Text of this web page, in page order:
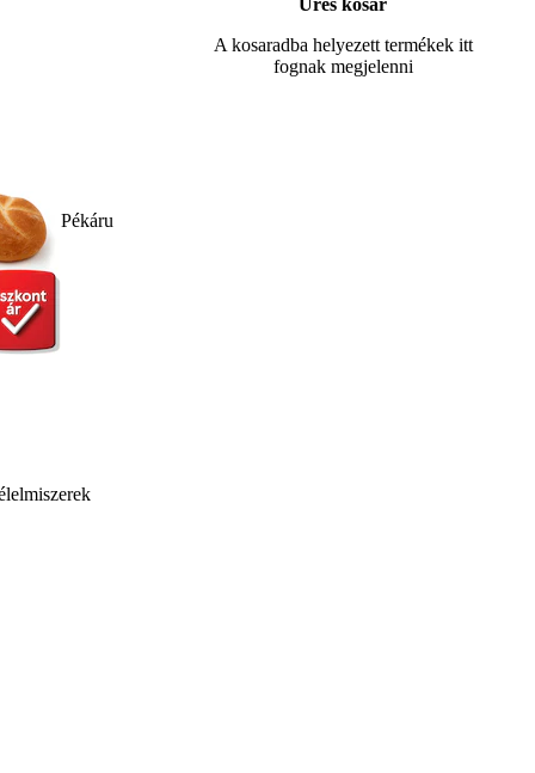
Pékáru
A kosaradba helyezett termékek itt
fognak megjelenni